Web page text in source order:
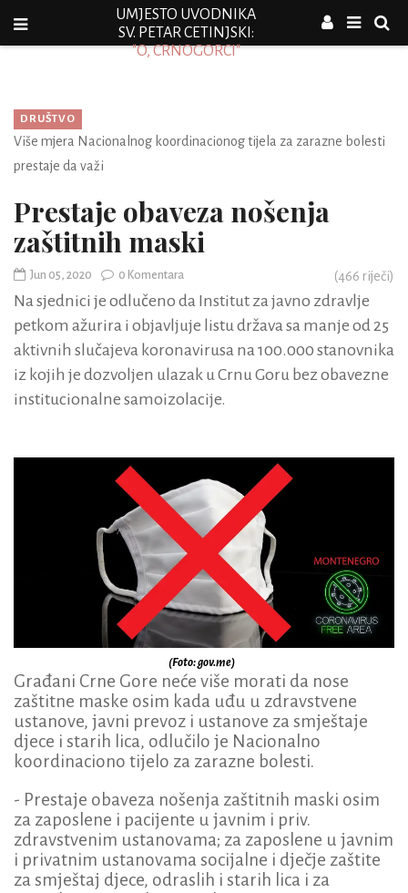
UMJESTO UVODNIKA
SV. PETAR CETINJSKI:
"O, CRNOGORCI"
DRUŠTVO
Više mjera Nacionalnog koordinacionog tijela za zarazne bolesti
prestaje da važi
Prestaje obaveza nošenja
zaštitnih maski
Jun 05, 2020 0 Komentara (466 riječi)
Na sjednici je odlučeno da Institut za javno zdravlje
petkom ažurira i objavljuje listu država sa manje od 25
aktivnih slučajeva koronavirusa na 100.000 stanovnika
iz kojih je dozvoljen ulazak u Crnu Goru bez obavezne
institucionalne samoizolacije.
(Foto: gov.me)
Građani Crne Gore neće više morati da nose
zaštitne maske osim kada uđu u zdravstvene
ustanove, javni prevoz i ustanove za smještaje
djece i starih lica, odlučilo je Nacionalno
koordinaciono tijelo za zarazne bolesti.
- Prestaje obaveza nošenja zaštitnih maski osim
za zaposlene i pacijente u javnim i priv.
zdravstvenim ustanovama; za zaposlene u javnim
i privatnim ustanovama socijalne i dječje zaštite
za smještaj djece, odraslih i starih lica i za